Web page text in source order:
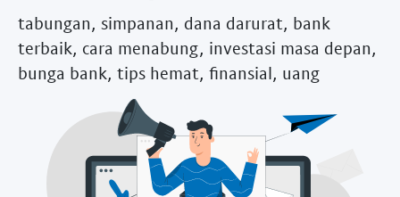
tabungan, simpanan, dana darurat, bank
terbaik, cara menabung, investasi masa depan,
bunga bank, tips hemat, finansial, uang